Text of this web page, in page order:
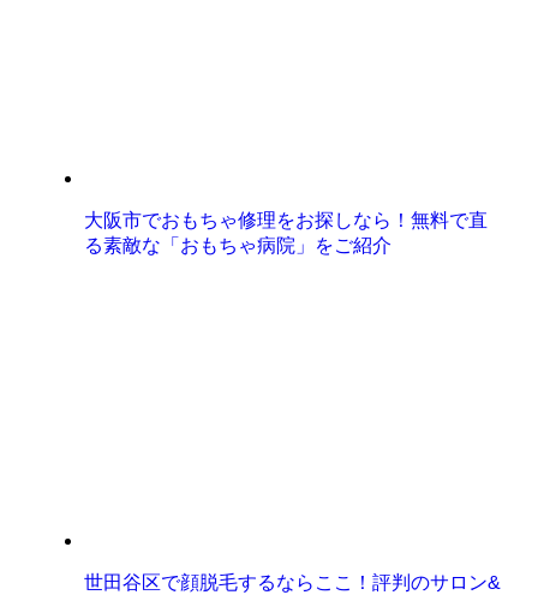
大阪市でおもちゃ修理をお探しなら！無料で直
る素敵な「おもちゃ病院」をご紹介
世田谷区で顔脱毛するならここ！評判のサロン&